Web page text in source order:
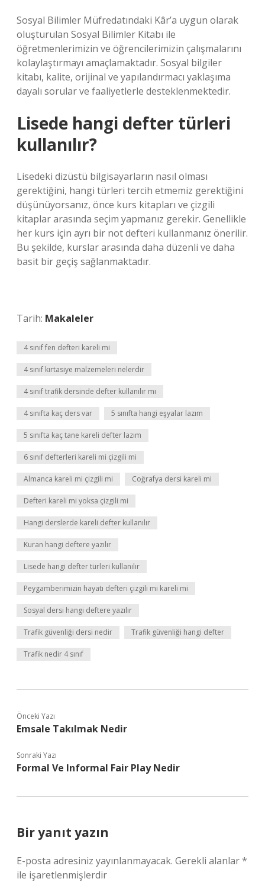
Sosyal Bilimler Müfredatındaki Kâr’a uygun olarak
oluşturulan Sosyal Bilimler Kitabı ile
öğretmenlerimizin ve öğrencilerimizin çalışmalarını
kolaylaştırmayı amaçlamaktadır. Sosyal bilgiler
kitabı, kalite, orijinal ve yapılandırmacı yaklaşıma
dayalı sorular ve faaliyetlerle desteklenmektedir.
Lisede hangi defter türleri
kullanılır?
Lisedeki dizüstü bilgisayarların nasıl olması
gerektiğini, hangi türleri tercih etmemiz gerektiğini
düşünüyorsanız, önce kurs kitapları ve çizgili
kitaplar arasında seçim yapmanız gerekir. Genellikle
her kurs için ayrı bir not defteri kullanmanız önerilir.
Bu şekilde, kurslar arasında daha düzenli ve daha
basit bir geçiş sağlanmaktadır.
Tarih: Makaleler
4 sınıf fen defteri kareli mi
4 sınıf kırtasiye malzemeleri nelerdir
4 sınıf trafik dersinde defter kullanılır mı
4 sınıfta kaç ders var 5 sınıfta hangi eşyalar lazım
5 sınıfta kaç tane kareli defter lazım
6 sınıf defterleri kareli mi çizgili mi
Almanca kareli mi çizgili mi Coğrafya dersi kareli mi
Defteri kareli mi yoksa çizgili mi
Hangi derslerde kareli defter kullanılır
Kuran hangi deftere yazılır
Lisede hangi defter türleri kullanılır
Peygamberimizin hayatı defteri çizgili mi kareli mi
Sosyal dersi hangi deftere yazılır
Trafik güvenliği dersi nedir Trafik güvenliği hangi defter
Trafik nedir 4 sınıf
Önceki Yazı
Emsale Takılmak Nedir
Sonraki Yazı
Formal Ve Informal Fair Play Nedir
Bir yanıt yazın
E-posta adresiniz yayınlanmayacak. Gerekli alanlar*
ile işaretlenmişlerdir